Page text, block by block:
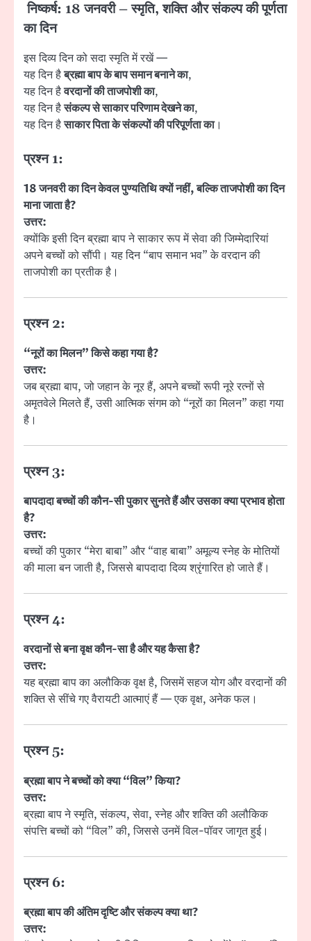
निष्कर्ष: 18 जनवरी – स्मृति, शक्ति और संकल्प की पूर्णता
का दिन
इस दिव्य दिन को सदा स्मृति में रखें —
यह दिन हैब्रह्मा बाप के बाप समान बनाने का,
यह दिन हैवरदानों की ताजपोशी का,
यह दिन हैसंकल्प से साकार परिणाम देखने का,
यह दिन हैसाकार पिता के संकल्पों की परिपूर्णता का।
प्रश्न 1:
18 जनवरी का दिन केवल पुण्यतिथि क्यों नहीं, बल्कि ताजपोशी का दिन
माना जाता है?
उत्तर:
क्योंकि इसी दिन ब्रह्मा बाप ने साकार रूप में सेवा की जिम्मेदारियां
अपने बच्चों को सौंपी। यह दिन “बाप समान भव” के वरदान की
ताजपोशी का प्रतीक है।
प्रश्न 2:
“नूरों का मिलन” किसे कहा गया है?
उत्तर:
जब ब्रह्मा बाप, जो जहान के नूर हैं, अपने बच्चों रूपी नूरे रत्नों से
अमृतवेले मिलते हैं, उसी आत्मिक संगम को “नूरों का मिलन” कहा गया
है।
प्रश्न 3:
बापदादा बच्चों की कौन-सी पुकार सुनते हैं और उसका क्या प्रभाव होता
है?
उत्तर:
बच्चों की पुकार “मेरा बाबा” और “वाह बाबा” अमूल्य स्नेह के मोतियों
की माला बन जाती है, जिससे बापदादा दिव्य श्रृंगारित हो जाते हैं।
प्रश्न 4:
वरदानों से बना वृक्ष कौन-सा है और यह कैसा है?
उत्तर:
यह ब्रह्मा बाप का अलौकिक वृक्ष है, जिसमें सहज योग और वरदानों की
शक्ति से सींचे गए वैरायटी आत्माएं हैं — एक वृक्ष, अनेक फल।
प्रश्न 5:
ब्रह्मा बाप ने बच्चों को क्या “विल” किया?
उत्तर:
ब्रह्मा बाप ने स्मृति, संकल्प, सेवा, स्नेह और शक्ति की अलौकिक
संपत्ति बच्चों को “विल” की, जिससे उनमें विल-पॉवर जागृत हुई।
प्रश्न 6:
ब्रह्मा बाप की अंतिम दृष्टि और संकल्प क्या था?
उत्तर: